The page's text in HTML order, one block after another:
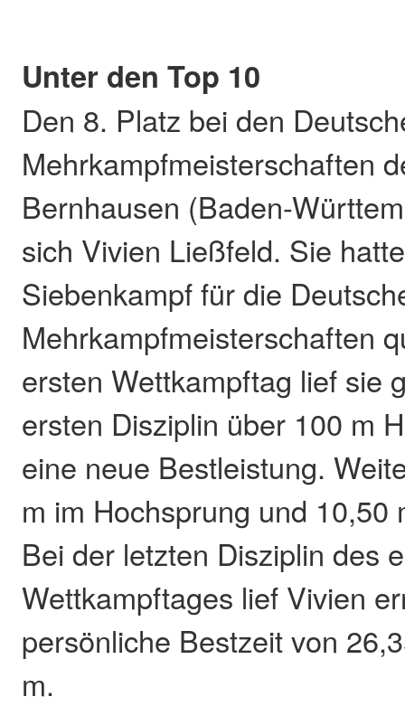
Unter den Top 10
Den 8. Platz bei den
Mehrkampfmeisterschaften
Bernhausen (Baden-
sich Vivien Ließfeld. Sie
Siebenkampf für die
Mehrkampfmeisterschaften
ersten Wettkampftag lief sie
ersten Disziplin über 100 m
eine neue Bestleistung.
m im Hochsprung und 10,50
Bei der letzten Disziplin des
Wettkampftages lief Vivien
persönliche Bestzeit von
m.